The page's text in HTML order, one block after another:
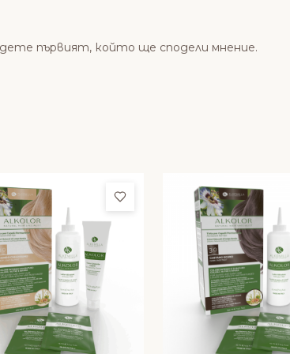
първият, който ще сподели мнение.
Добави в любими